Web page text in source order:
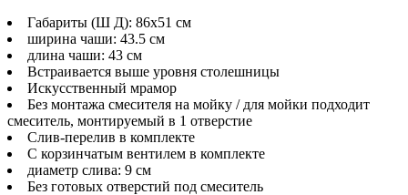
Габариты (Ш Д): 86x51 см
ширина чаши: 43.5 см
длина чаши: 43 см
Встраивается выше уровня столешницы
Искусственный мрамор
Без монтажа смесителя на мойку / для мойки подходит
смеситель, монтируемый в 1 отверстие
Слив-перелив в комплекте
С корзинчатым вентилем в комплекте
диаметр слива: 9 см
Без готовых отверстий под смеситель